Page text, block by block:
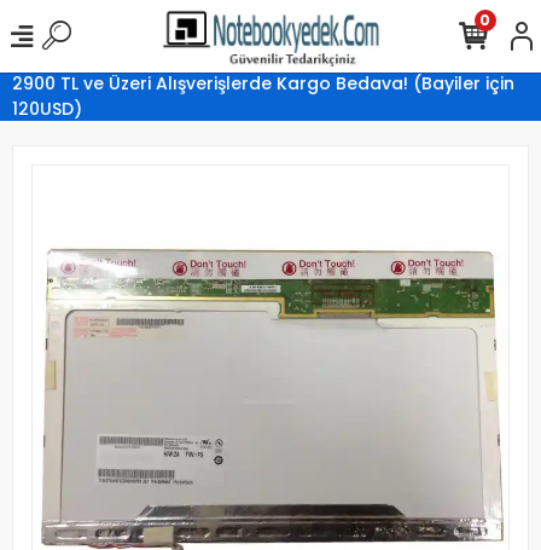
2900 TL ve Üzeri Alışverişlerde Kargo Bedava! (Bayiler için
120USD)
0